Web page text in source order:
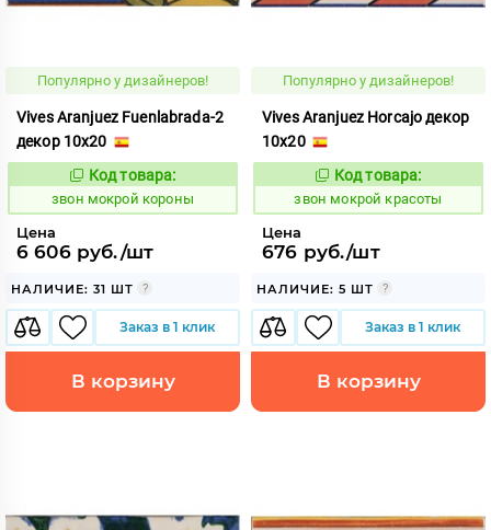
Популярно у дизайнеров!
Vives Aranjuez Fuenlabrada-2
декор 10x20
460413
Код товара:
звон мокрой короны
Цена
6 606 руб./шт
НАЛИЧИЕ: 31 ШТ
Заказ в 1 клик
В корзину
Популярно у дизайнеров!
Vives Aranjuez Horcajo декор
10x20
460415
Код товара:
звон мокрой красоты
Цена
676 руб./шт
НАЛИЧИЕ: 5 ШТ
Заказ в 1 клик
В корзину